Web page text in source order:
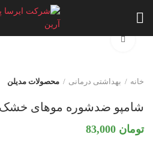
خانه بهداشتی درمانی محصولات مدیلن
شامپو ضدشوره موهای خشک
تومان